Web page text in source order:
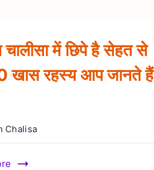
चालीसा में छिपे है सेहत से
खास रहस्य आप जानते हैं
Chalisa